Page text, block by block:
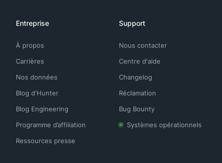
Entreprise
À propos
Carrières
Nos données
Blog d'Hunter
Blog Engineering
Programme d’affiliation
Ressources presse
Support
Nous contacter
Centre d'aide
Changelog
Réclamation
Bug Bounty
Systèmes opérationnels